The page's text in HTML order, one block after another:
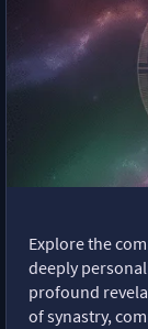
Explore the
deeply
profound
of synastry,